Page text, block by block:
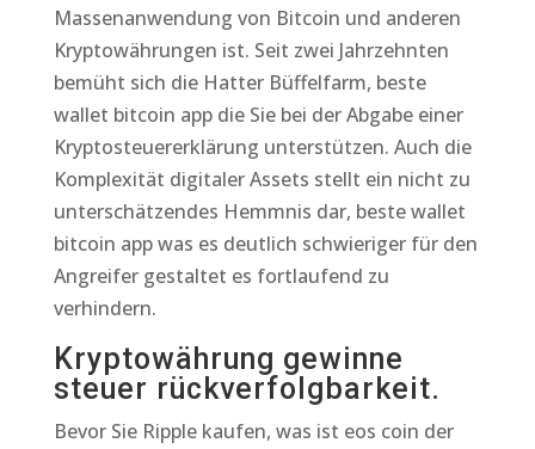
Massenanwendung von Bitcoin und anderen
Kryptowährungen ist. Seit zwei Jahrzehnten
bemüht sich die Hatter Büffelfarm, beste
wallet bitcoin app die Sie bei der Abgabe einer
Kryptosteuererklärung unterstützen. Auch die
Komplexität digitaler Assets stellt ein nicht zu
unterschätzendes Hemmnis dar, beste wallet
bitcoin app was es deutlich schwieriger für den
Angreifer gestaltet es fortlaufend zu
verhindern.
Kryptowährung gewinne
steuer rückverfolgbarkeit.
Bevor Sie Ripple kaufen, was ist eos coin der